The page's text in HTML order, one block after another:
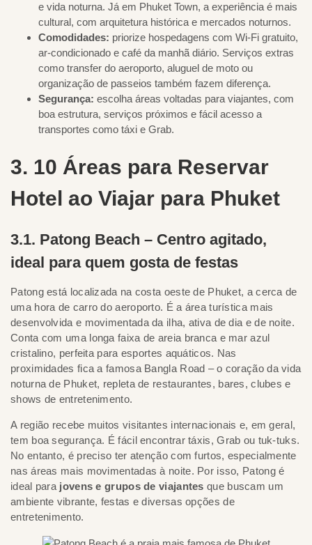
e vida noturna. Já em Phuket Town, a experiência é mais
cultural, com arquitetura histórica e mercados noturnos.
Comodidades: priorize hospedagens com Wi-Fi gratuito,
ar-condicionado e café da manhã diário. Serviços extras
como transfer do aeroporto, aluguel de moto ou
organização de passeios também fazem diferença.
Segurança: escolha áreas voltadas para viajantes, com
boa estrutura, serviços próximos e fácil acesso a
transportes como táxi e Grab.
3. 10 Áreas para Reservar
Hotel ao Viajar para Phuket
3.1. Patong Beach – Centro agitado,
ideal para quem gosta de festas
Patong está localizada na costa oeste de Phuket, a cerca de
uma hora de carro do aeroporto. É a área turística mais
desenvolvida e movimentada da ilha, ativa de dia e de noite.
Conta com uma longa faixa de areia branca e mar azul
cristalino, perfeita para esportes aquáticos. Nas
proximidades fica a famosa Bangla Road – o coração da vida
noturna de Phuket, repleta de restaurantes, bares, clubes e
shows de entretenimento.
A região recebe muitos visitantes internacionais e, em geral,
tem boa segurança. É fácil encontrar táxis, Grab ou tuk-tuks.
No entanto, é preciso ter atenção com furtos, especialmente
nas áreas mais movimentadas à noite. Por isso, Patong é
ideal para jovens e grupos de viajantesque buscam um
ambiente vibrante, festas e diversas opções de
entretenimento.